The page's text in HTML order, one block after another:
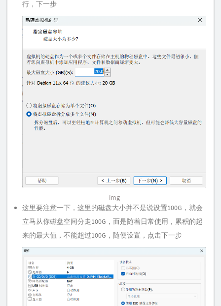
行，下一步
img
这里要注意一下，这里的磁盘大小并不是说设置100G，就会
立马从你磁盘空间分走100G，而是随着日常使用，累积的起
来的最大值，不能超过100G，随便设置，点击下一步